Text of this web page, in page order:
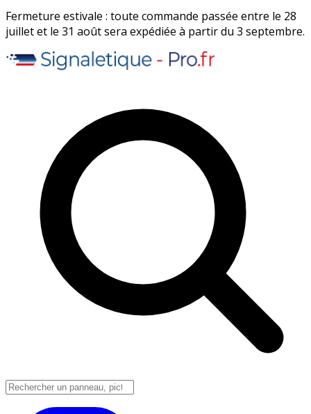
Fermeture estivale : toute commande passée entre le 28
juillet et le 31 août sera expédiée à partir du 3 septembre.